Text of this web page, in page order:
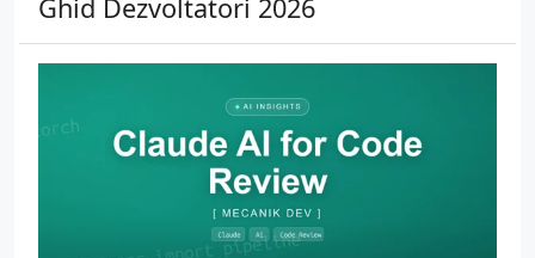
Ghid Dezvoltatori 2026